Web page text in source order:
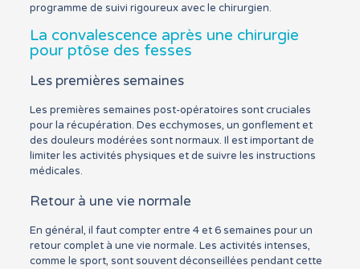
programme de suivi rigoureux avec le chirurgien.
La convalescence après une chirurgie
pour ptôse des fesses
Les premières semaines
Les premières semaines post-opératoires sont cruciales
pour la récupération. Des ecchymoses, un gonflement et
des douleurs modérées sont normaux. Il est important de
limiter les activités physiques et de suivre les instructions
médicales.
Retour à une vie normale
En général, il faut compter entre 4 et 6 semaines pour un
retour complet à une vie normale. Les activités intenses,
comme le sport, sont souvent déconseillées pendant cette